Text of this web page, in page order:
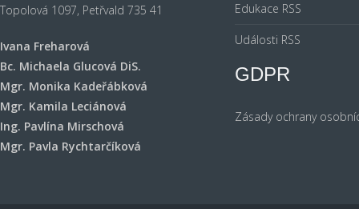
Topolová 1097, Petřvald 735 41
Ivana Freharová
Bc. Michaela Glucová DiS.
Mgr. Monika Kadeřábková
Mgr. Kamila Leciánová
Ing. Pavlína Mirschová
Mgr. Pavla Rychtarčíková
Edukace RSS
Události RSS
GDPR
Zásady ochrany